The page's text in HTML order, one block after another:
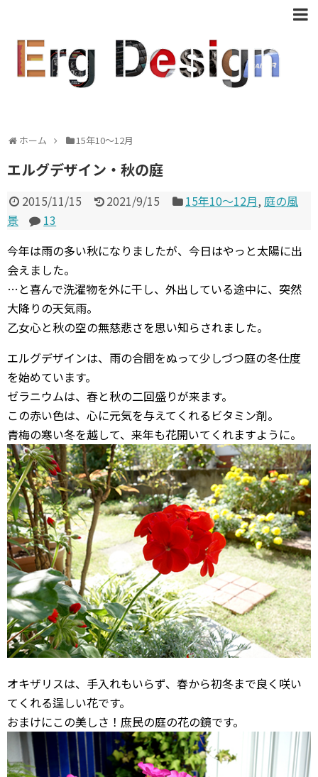
ホーム 15年10〜12月
エルグデザイン・秋の庭
2015/11/15 2021/9/15 15年10〜12月,庭の風
景
13
今年は雨の多い秋になりましたが、今日はやっと太陽に出
会えました。
…と喜んで洗濯物を外に干し、外出している途中に、突然
大降りの天気雨。
乙女心と秋の空の無慈悲さを思い知らされました。
エルグデザインは、雨の合間をぬって少しづつ庭の冬仕度
を始めています。
ゼラニウムは、春と秋の二回盛りが来ます。
この赤い色は、心に元気を与えてくれるビタミン剤。
青梅の寒い冬を越して、来年も花開いてくれますように。
オキザリスは、手入れもいらず、春から初冬まで良く咲い
てくれる逞しい花です。
おまけにこの美しさ！庶民の庭の花の鏡です。